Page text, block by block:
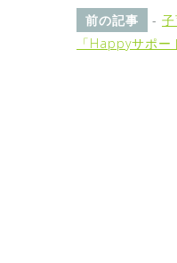
前の記事 -
「Happyサポ